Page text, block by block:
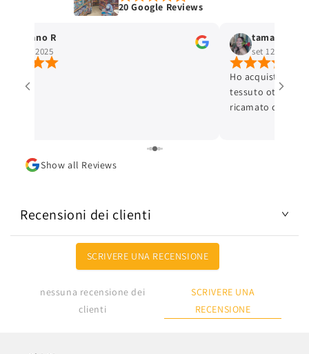
20 Google Reviews
Stefano R
ott 4, 2025
tamara selis
set 12, 2025
Ho acquistato
tessuto ottimo e
ricamato con
Show all Reviews
Recensioni dei clienti
SCRIVERE UNA RECENSIONE
nessuna recensione dei
clienti
SCRIVERE UNA
RECENSIONE